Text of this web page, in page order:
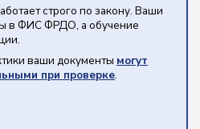
строго по закону. Ваши
в ФИС ФРДО, а обучение
ваши документы могут
при проверке.